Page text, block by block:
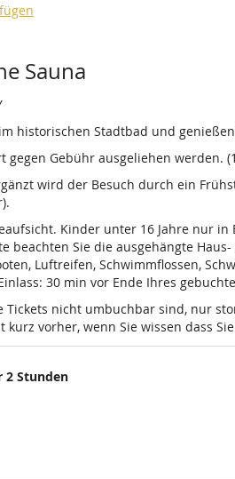
Sauna
historischen Stadtbad und
gegen Gebühr ausgeliehen werden.
wird der Besuch durch ein
Kinder unter 16 Jahre nur in
beachten Sie die ausgehängte
Luftreifen, Schwimmflossen,
30 min vor Ende Ihres
Tickets nicht umbuchbar sind, nur
kurz vorher, wenn Sie wissen dass
2 Stunden